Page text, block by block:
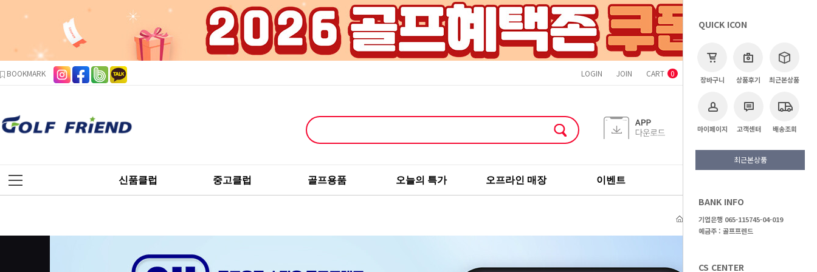
BOOKMARK LOGIN JOIN CART 0
신품클럽 중고클럽 골프용품 오늘의 특가 오프라인 매장 이벤트
QUICK ICON
장바구니 상품후기 최근본상품
마이페이지 고객센터 배송조회
최근본상품
BANK INFO
기업은행 065-115745-04-019
예금주 : 골프프렌드
CS CENTER
고객센터 종료된 이벤트